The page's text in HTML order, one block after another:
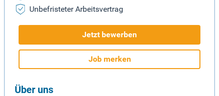
Unbefristeter Arbeitsvertrag
Jetzt bewerben
Job merken
Über uns